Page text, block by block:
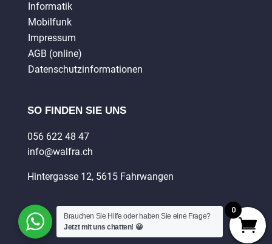
Informatik
Mobilfunk
Impressum
AGB (online)
Datenschutzinformationen
SO FINDEN SIE UNS
056 622 48 47
info@walfra.ch
Hintergasse 12, 5615 Fahrwangen
Brauchen Sie Hilfe oder haben Sie eine Frage?
Jetzt mit uns chatten! 😀
0